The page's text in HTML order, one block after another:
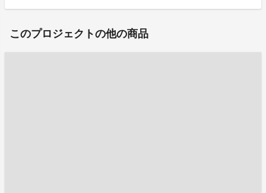
このプロジェクトの他の商品